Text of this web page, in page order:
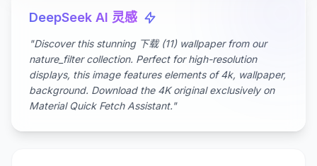
DeepSeek AI 灵感
"Discover this stunning 下载 (11) wallpaper from our
nature_filter collection. Perfect for high-resolution
displays, this image features elements of 4k, wallpaper,
background. Download the 4K original exclusively on
Material Quick Fetch Assistant."